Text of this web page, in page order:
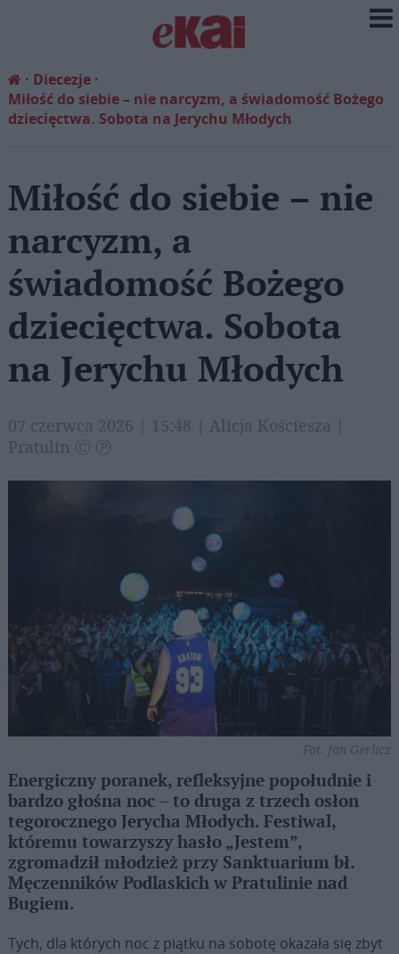
Diecezje
Miłość do siebie – nie narcyzm, a świadomość Bożego
dziecięctwa. Sobota na Jerychu Młodych
Miłość do siebie – nie
narcyzm, a
świadomość Bożego
dziecięctwa. Sobota
na Jerychu Młodych
07 czerwca 2026 | 15:48 | Alicja Kościesza |
Pratulin Ⓒ Ⓟ
Fot. Jan Gerlicz
Energiczny poranek, refleksyjne popołudnie i
bardzo głośna noc – to druga z trzech osłon
tegorocznego Jerycha Młodych. Festiwal,
któremu towarzyszy hasło „Jestem”,
zgromadził młodzież przy Sanktuarium bł.
Męczenników Podlaskich w Pratulinie nad
Bugiem.
Tych, dla których noc z piątku na sobotę okazała się zbyt